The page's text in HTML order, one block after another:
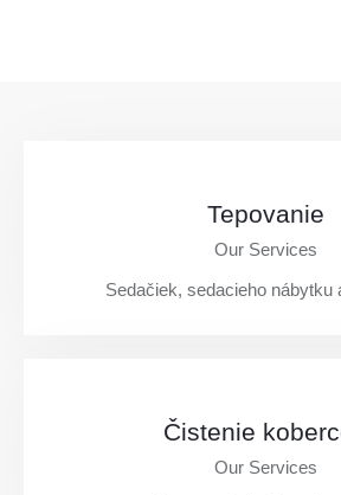
Tepovanie
Our Services
Sedačiek, sedacieho nábytku
od
Čistenie
Our Services